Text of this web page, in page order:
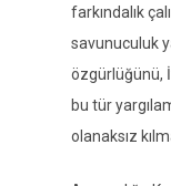
farkındalık
savunuculuk
özgürlüğünü,
bu tür
olanaksız